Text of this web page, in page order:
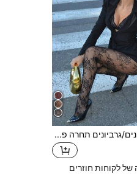
זוג אחד גרביונים/גרביונים תחרה פרחוניים לנשים, גרבי רשת, מותן גבוה והרזיה צמודה, מידות גדולות, מתאים לאירועים שונים
של לקוחות חוזרים